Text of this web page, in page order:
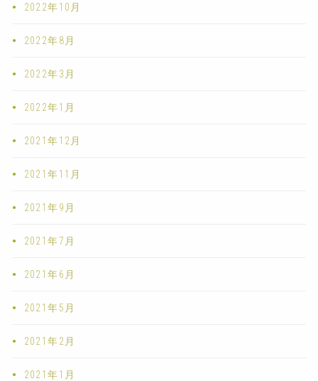
2022年10月
2022年8月
2022年3月
2022年1月
2021年12月
2021年11月
2021年9月
2021年7月
2021年6月
2021年5月
2021年2月
2021年1月